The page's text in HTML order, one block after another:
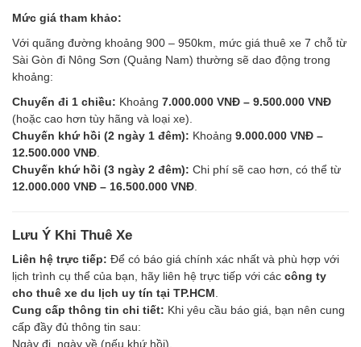
Mức giá tham khảo:
Với quãng đường khoảng 900 – 950km, mức giá thuê xe 7 chỗ từ
Sài Gòn đi Nông Sơn (Quảng Nam) thường sẽ dao động trong
khoảng:
Chuyến đi 1 chiều: Khoảng 7.000.000 VNĐ – 9.500.000 VNĐ
(hoặc cao hơn tùy hãng và loại xe).
Chuyến khứ hồi (2 ngày 1 đêm): Khoảng 9.000.000 VNĐ –
12.500.000 VNĐ
Chuyến khứ hồi (3 ngày 2 đêm): Chi phí sẽ cao hơn, có thể từ
12.000.000 VNĐ – 16.500.000 VNĐ
Lưu Ý Khi Thuê Xe
Liên hệ trực tiếp: Để có báo giá chính xác nhất và phù hợp với
lịch trình cụ thể của bạn, hãy liên hệ trực tiếp với các công ty
cho thuê xe du lịch uy tín tại TP.HCM
Cung cấp thông tin chi tiết: Khi yêu cầu báo giá, bạn nên cung
cấp đầy đủ thông tin sau:
Ngày đi, ngày về (nếu khứ hồi).